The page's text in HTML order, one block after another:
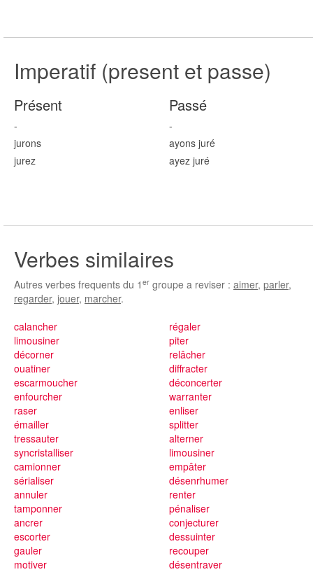
Imperatif (present et passe)
Présent
-
jurons
jurez
Passé
-
ayons juré
ayez juré
Verbes similaires
Autres verbes frequents du 1 er groupe a reviser : aimer, parler,
regarder, jouer, marcher.
calancher
limousiner
décorner
ouatiner
escarmoucher
enfourcher
raser
émailler
tressauter
régaler
piter
relâcher
diffracter
déconcerter
warranter
enliser
splitter
alterner
syncristalliser
camionner
sérialiser
annuler
tamponner
ancrer
escorter
gauler
motiver
limousiner
empâter
désenrhumer
renter
pénaliser
conjecturer
dessuinter
recouper
désentraver